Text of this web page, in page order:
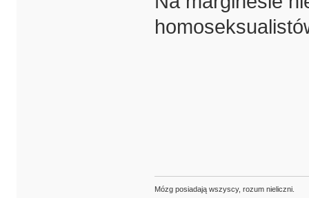
Mózg posiadają wszyscy, rozum nieliczni.